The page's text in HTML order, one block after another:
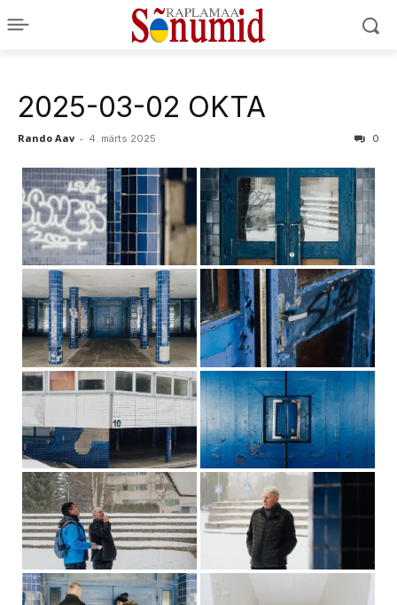
2025-03-02 OKTA
Rando Aav - 4. märts 2025 0